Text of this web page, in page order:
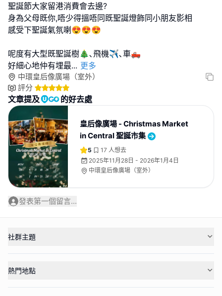
聖誕節大家留港消費會去邊?
身為父母既你,唔少得搵唔同既聖誕燈飾同小朋友影相
感受下聖誕氣氛喇😍😍😍
呢度有大型既聖誕樹🎄､飛機✈️､車🛻
好細心地仲有埋最... 更多
中環皇后像廣場（室外）
評分
文章提及 的好去處
皇后像廣場 - Christmas Market
in Central 聖誕市集
5 17 人想去
2025年11月28日 - 2026年1月4日
中環皇后像廣場（室外）
發表第一個留言...
社群主題
熱門地點